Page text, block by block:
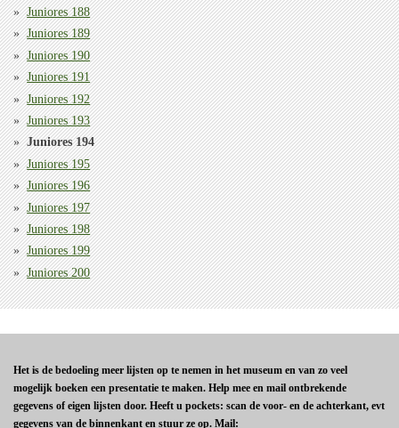
Juniores 188
Juniores 189
Juniores 190
Juniores 191
Juniores 192
Juniores 193
Juniores 194
Juniores 195
Juniores 196
Juniores 197
Juniores 198
Juniores 199
Juniores 200
Het is de bedoeling meer lijsten op te nemen in het museum en van zo veel
mogelijk boeken een presentatie te maken. Help mee en mail ontbrekende
gegevens of eigen lijsten door. Heeft u pockets: scan de voor- en de achterkant, evt
gegevens van de binnenkant en stuur ze op. Mail: